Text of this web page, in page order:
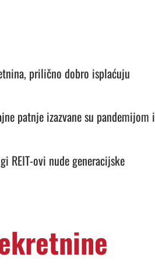
prilično dobro isplaćuju
patnje izazvane su pandemijom i
REIT-ovi nude generacijske